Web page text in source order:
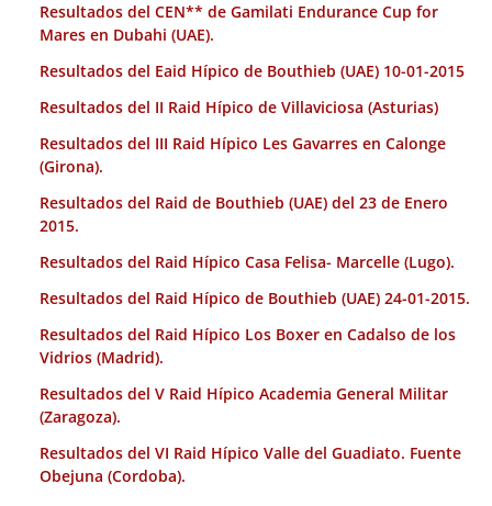
Resultados del CEN** de Gamilati Endurance Cup for
Mares en Dubahi (UAE).
Resultados del Eaid Hípico de Bouthieb (UAE) 10-01-2015
Resultados del II Raid Hípico de Villaviciosa (Asturias)
Resultados del III Raid Hípico Les Gavarres en Calonge
(Girona).
Resultados del Raid de Bouthieb (UAE) del 23 de Enero
2015.
Resultados del Raid Hípico Casa Felisa- Marcelle (Lugo).
Resultados del Raid Hípico de Bouthieb (UAE) 24-01-2015.
Resultados del Raid Hípico Los Boxer en Cadalso de los
Vidrios (Madrid).
Resultados del V Raid Hípico Academia General Militar
(Zaragoza).
Resultados del VI Raid Hípico Valle del Guadiato. Fuente
Obejuna (Cordoba).